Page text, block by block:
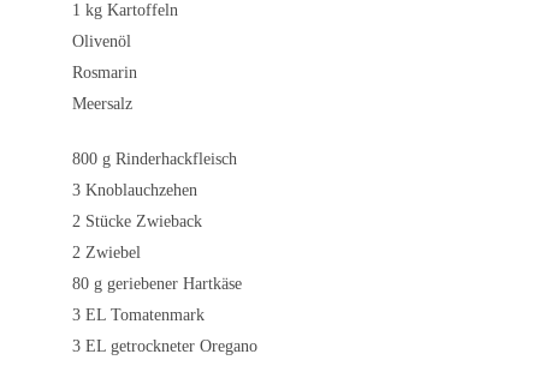
1 kg Kartoffeln
Olivenöl
Rosmarin
Meersalz
800 g Rinderhackfleisch
3 Knoblauchzehen
2 Stücke Zwieback
2 Zwiebel
80 g geriebener Hartkäse
3 EL Tomatenmark
3 EL getrockneter Oregano